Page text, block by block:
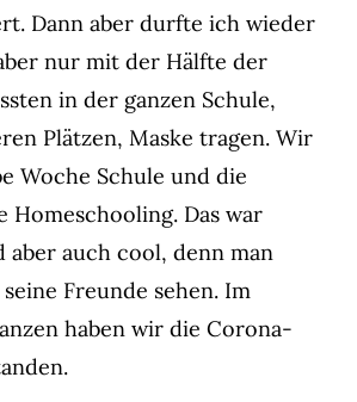
Dann aber durfte ich wieder
nur mit der Hälfte der
in der ganzen Schule,
Plätzen, Maske tragen. Wir
Woche Schule und die
Homeschooling. Das war
aber auch cool, denn man
Freunde sehen. Im
haben wir die Corona-